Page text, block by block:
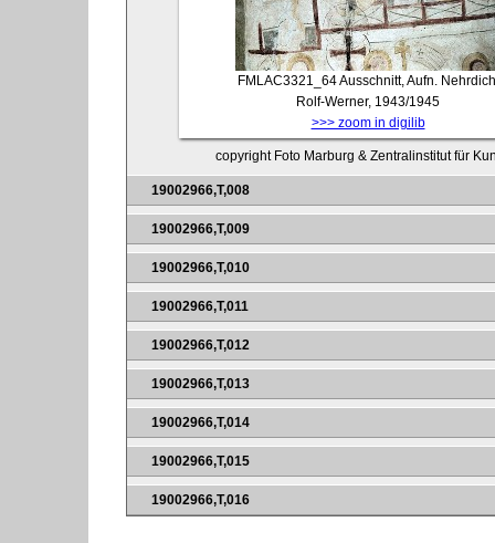
FMLAC3321_64Ausschnitt, Aufn.
Rolf-Werner, 1943/1945
>>> zoom in digilib
copyright Foto Marburg & Zentralinstitut für
19002966,T,008
19002966,T,009
19002966,T,010
19002966,T,011
19002966,T,012
19002966,T,013
19002966,T,014
19002966,T,015
19002966,T,016